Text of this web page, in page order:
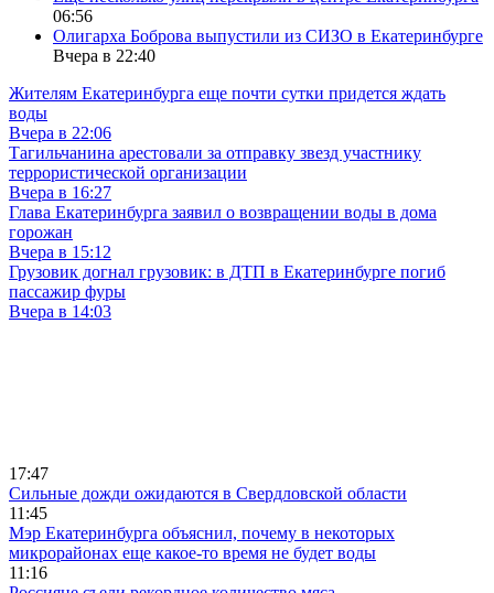
06:56
Олигарха Боброва выпустили из СИЗО в Екатеринбурге
Вчера в 22:40
Жителям Екатеринбурга еще почти сутки придется ждать
воды
Вчера в 22:06
Тагильчанина арестовали за отправку звезд участнику
террористической организации
Вчера в 16:27
Глава Екатеринбурга заявил о возвращении воды в дома
горожан
Вчера в 15:12
Грузовик догнал грузовик: в ДТП в Екатеринбурге погиб
пассажир фуры
Вчера в 14:03
17:47
Сильные дожди ожидаются в Свердловской области
11:45
Мэр Екатеринбурга объяснил, почему в некоторых
микрорайонах еще какое-то время не будет воды
11:16